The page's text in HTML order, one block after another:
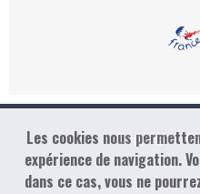
Copyright :
Les cookies nous
expérience de navigation.
dans ce cas, vous ne